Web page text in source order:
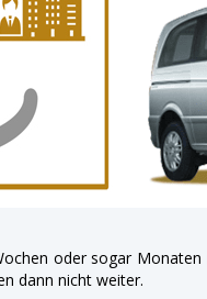
oder sogar
dann nicht weiter.